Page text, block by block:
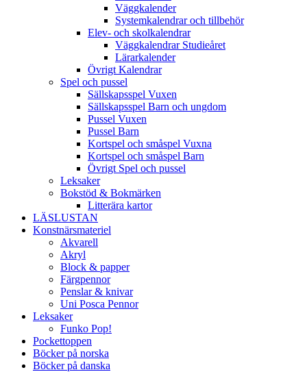
Väggkalender
Systemkalendrar och tillbehör
Elev- och skolkalendrar
Väggkalendrar Studieåret
Lärarkalender
Övrigt Kalendrar
Spel och pussel
Sällskapsspel Vuxen
Sällskapsspel Barn och ungdom
Pussel Vuxen
Pussel Barn
Kortspel och småspel Vuxna
Kortspel och småspel Barn
Övrigt Spel och pussel
Leksaker
Bokstöd & Bokmärken
Litterära kartor
LÄSLUSTAN
Konstnärsmateriel
Akvarell
Akryl
Block & papper
Färgpennor
Penslar & knivar
Uni Posca Pennor
Leksaker
Funko Pop!
Pockettoppen
Böcker på norska
Böcker på danska